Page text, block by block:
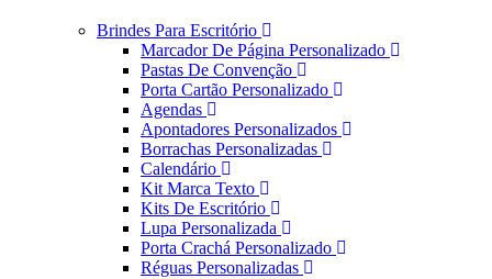
Brindes Para Escritório
Marcador De Página Personalizado
Pastas De Convenção
Porta Cartão Personalizado
Agendas
Apontadores Personalizados
Borrachas Personalizadas
Calendário
Kit Marca Texto
Kits De Escritório
Lupa Personalizada
Porta Crachá Personalizado
Réguas Personalizadas